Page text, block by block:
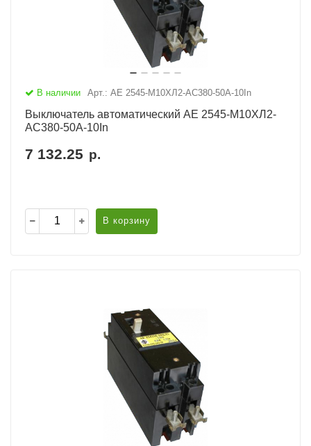
В наличии Арт.: АЕ 2545-М10ХЛ2-AC380-50А-10In
Выключатель автоматический АЕ 2545-М10ХЛ2-
AC380-50А-10In
7 132.25 р.
В корзину